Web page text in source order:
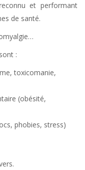
et performant
de santé.
:
toxicomanie,
(obésité,
phobies, stress)